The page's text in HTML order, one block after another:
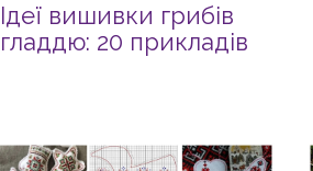
Ідеї вишивки грибів
гладдю: 20 прикладів